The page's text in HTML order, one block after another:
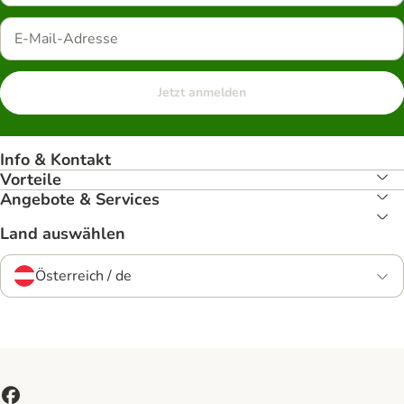
Jetzt anmelden
Info & Kontakt
Vorteile
Angebote & Services
Land auswählen
Österreich / de